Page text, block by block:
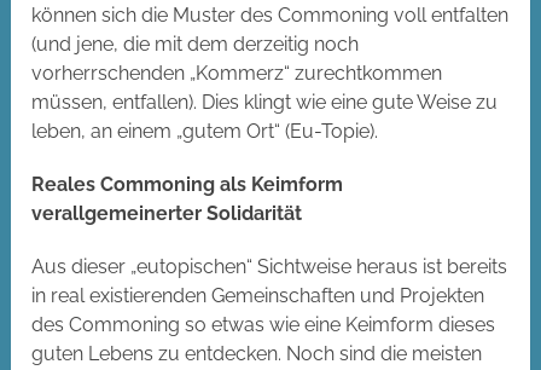
können sich die Muster des Commoning voll entfalten
(und jene, die mit dem derzeitig noch
vorherrschenden „Kommerz“ zurechtkommen
müssen, entfallen). Dies klingt wie eine gute Weise zu
leben, an einem „gutem Ort“ (Eu-Topie).
Reales Commoning als Keimform
verallgemeinerter Solidarität
Aus dieser „eutopischen“ Sichtweise heraus ist bereits
in real existierenden Gemeinschaften und Projekten
des Commoning so etwas wie eine Keimform dieses
guten Lebens zu entdecken. Noch sind die meisten